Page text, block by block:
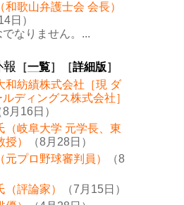
和歌山弁護士会 会長）
日）
でなりません。...
［一覧］［詳細版］
和紡績株式会社［現 ダ
ディングス株式会社］
8月16日）
（岐阜大学 元学長、東
）
（8月28日）
元プロ野球審判員）
（8
評論家）
（7月15日）